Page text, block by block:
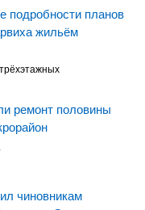
подробности планов
жильём
ремонт половины
чиновникам